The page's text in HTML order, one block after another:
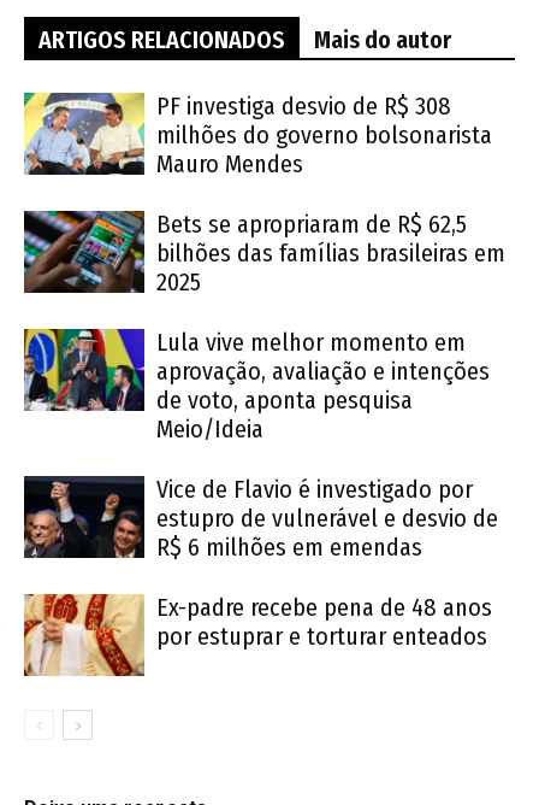
ARTIGOS RELACIONADOS Mais do autor
PF investiga desvio de R$ 308
milhões do governo bolsonarista
Mauro Mendes
Bets se apropriaram de R$ 62,5
bilhões das famílias brasileiras em
2025
Lula vive melhor momento em
aprovação, avaliação e intenções
de voto, aponta pesquisa
Meio/Ideia
Vice de Flavio é investigado por
estupro de vulnerável e desvio de
R$ 6 milhões em emendas
Ex-padre recebe pena de 48 anos
por estuprar e torturar enteados